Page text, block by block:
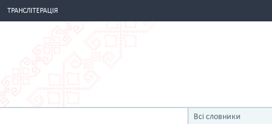
ТРАНСЛІТЕРАЦІЯ
Всі словники